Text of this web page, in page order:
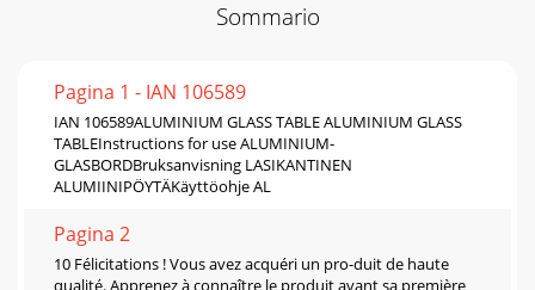
Sommario
Pagina 1 - IAN 106589
IAN 106589ALUMINIUM GLASS TABLE ALUMINIUM GLASS
TABLEInstructions for use ALUMINIUM-
GLASBORDBruksanvisning LASIKANTINEN
ALUMIINIPÖYTÄKäyttöohje AL
Pagina 2
10 Félicitations ! Vous avez acquéri un pro-duit de haute